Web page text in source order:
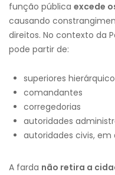
função pública excede
causando
direitos. No contexto da
pode partir de:
superiores
comandantes
corregedorias
autoridades
autoridades civis,
A farda não retira a